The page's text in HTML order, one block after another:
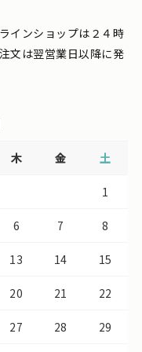
インショップは２４時
文は翌営業日以降に発
木 金 土
1
6 7 8
13 14 15
20 21 22
27 28 29